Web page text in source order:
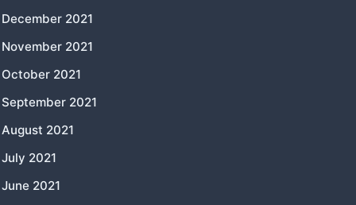
December 2021
November 2021
October 2021
September 2021
August 2021
July 2021
June 2021